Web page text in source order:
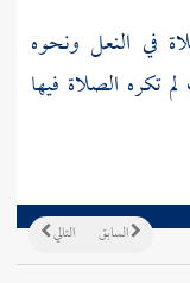
في النعل ونحوه
الصلاة فيها
التالي السابق